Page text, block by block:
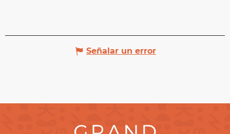
Señalar un error